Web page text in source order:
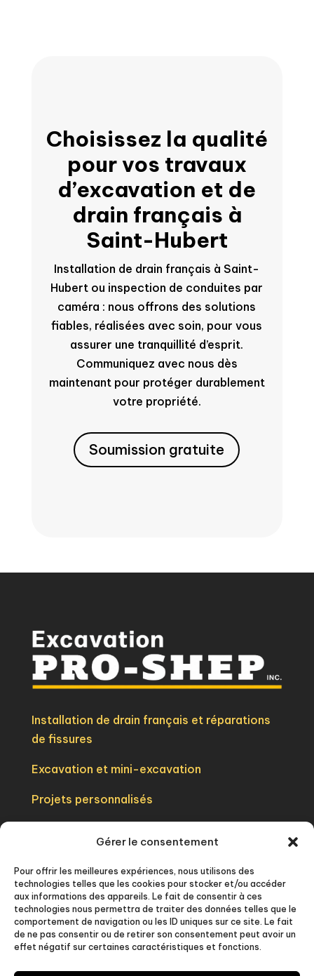
Gérer le consentement
Pour offrir les meilleures expériences, nous utilisons des
technologies telles que les cookies pour stocker et/ou accéder
aux informations des appareils. Le fait de consentir à ces
technologies nous permettra de traiter des données telles que le
comportement de navigation ou les ID uniques sur ce site. Le fait
de ne pas consentir ou de retirer son consentement peut avoir un
effet négatif sur certaines caractéristiques et fonctions.
Choisissez la qualité
pour vos travaux
d’excavation et de
drain français à
Saint-Hubert
Installation de drain français à Saint-
Hubert ou inspection de conduites par
caméra : nous offrons des solutions
fiables, réalisées avec soin, pour vous
assurer une tranquillité d’esprit.
Communiquez avec nous dès
maintenant pour protéger durablement
votre propriété.
Soumission gratuite
Installation de drain français et réparations
de fissures
Excavation et mini-excavation
Projets personnalisés
438-403-2302
 info@excavationproshep.com
 Chambly, QC